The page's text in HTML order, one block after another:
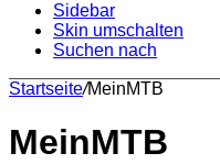
Sidebar
Skin umschalten
Suchen nach
Startseite/MeinMTB
MeinMTB